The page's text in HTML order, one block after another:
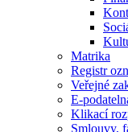
Matrika
Registr
Veřejné
E-
Klikací
Smlouvy,